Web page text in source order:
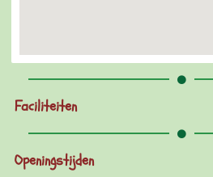
Faciliteiten
Openingstijden